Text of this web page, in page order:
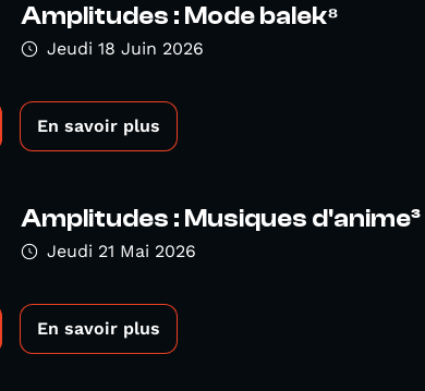
Amplitudes : Mode balek⁸
Jeudi 18 Juin 2026
En savoir plus
Amplitudes : Musiques d'anime³
Jeudi 21 Mai 2026
En savoir plus